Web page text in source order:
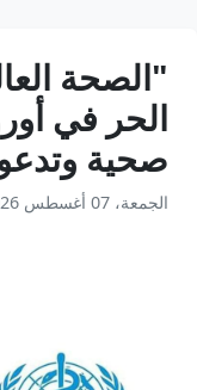
"الصحة
الحر في
صحية
الجمعة، 07 أغسطس 2026